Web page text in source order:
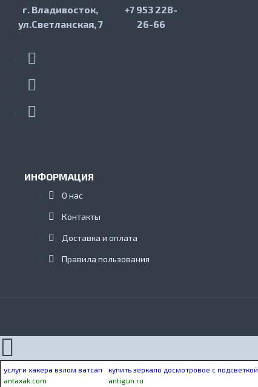
г. Владивосток,
ул.Светланская, 7
+7 953 228-
26-66
ИНФОРМАЦИЯ
О нас
Контакты
Доставка и оплата
Правила пользования
услуги хакера взлом ватсап
antaxak.com
купить зеркало досмотровое с подсветкой
antigun.ru